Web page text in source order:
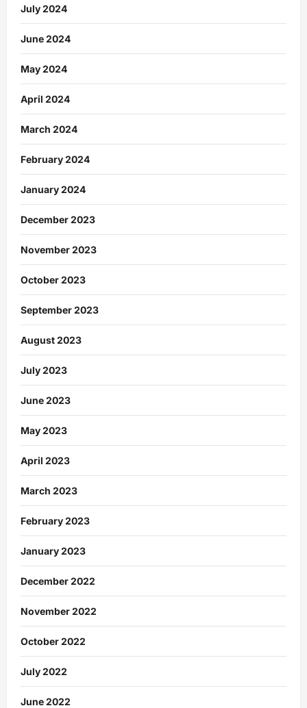
July 2024
June 2024
May 2024
April 2024
March 2024
February 2024
January 2024
December 2023
November 2023
October 2023
September 2023
August 2023
July 2023
June 2023
May 2023
April 2023
March 2023
February 2023
January 2023
December 2022
November 2022
October 2022
July 2022
June 2022